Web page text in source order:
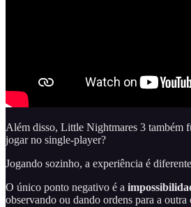
Além disso, Little Nightmares 3 também
jogar no single-player?
Jogando sozinho, a experiência é
O único ponto negativo é a
observando ou dando ordens para a